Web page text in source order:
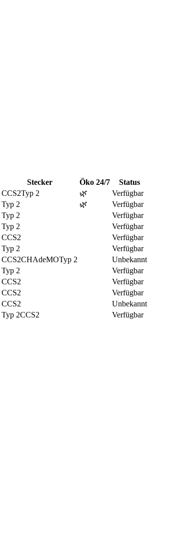
Stecker Öko 24/7
Status
CCS2Typ 2 🌿
Verfügbar
Typ 2 🌿
Verfügbar
Typ 2
Verfügbar
Typ 2
Verfügbar
CCS2
Verfügbar
Typ 2
Verfügbar
CCS2CHAdeMOTyp 2
Unbekannt
Typ 2
Verfügbar
CCS2
Verfügbar
CCS2
Verfügbar
CCS2
Unbekannt
Typ 2CCS2
Verfügbar